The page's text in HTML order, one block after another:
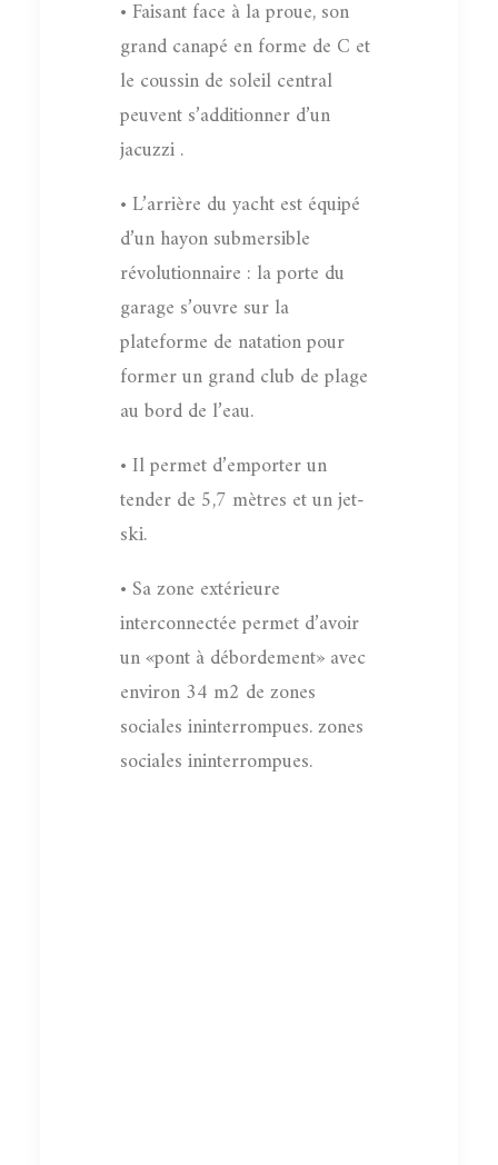
• Faisant face à la proue, son
grand canapé en forme de C et
le coussin de soleil central
peuvent s’additionner d’un
jacuzzi .
• L’arrière du yacht est équipé
d’un hayon submersible
révolutionnaire : la porte du
garage s’ouvre sur la
plateforme de natation pour
former un grand club de plage
au bord de l’eau.
• Il permet d’emporter un
tender de 5,7 mètres et un jet-
ski.
• Sa zone extérieure
interconnectée permet d’avoir
un «pont à débordement» avec
environ 34 m2 de zones
sociales ininterrompues. zones
sociales ininterrompues.